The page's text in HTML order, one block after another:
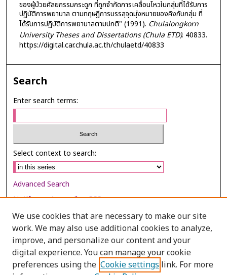
ของผู้ป่วยศัลยกรรมกระดูก ที่ถูกจำกัดการเคลื่อนไหวในกลุ่มที่ได้รับการ
ปฏิบัติการพยาบาล ตามทฤษฎีการบรรลุจุดมุ่งหมายของคิงกับกลุ่ม ที่
ได้รับการปฏิบัติการพยาบาลตามปกติ" (1991). Chulalongkorn
University Theses and Dissertations (Chula ETD). 40833.
https://digital.car.chula.ac.th/chulaetd/40833
Search
Enter search terms:
Select context to search:
Advanced Search
Notify me via email orRSS
Browse
Collections
Disciplines
Authors
We use cookies that are necessary to make our site
work. We may also use additional cookies to analyze,
improve, and personalize our content and your
digital experience. You can manage your cookie
preferences using the Cookie settings link. For more